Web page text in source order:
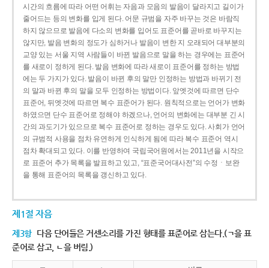
시간의 흐름에 따라 어떤 어휘는 자음과 모음의 발음이 달라지고 길이가
줄어드는 등의 변화를 입게 된다. 어문 규범을 자주 바꾸는 것은 바람직
하지 않으므로 발음에 다소의 변화를 입어도 표준어를 곧바로 바꾸지는
않지만, 발음 변화의 정도가 심하거나 발음이 변한 지 오래되어 대부분의
교양 있는 서울 지역 사람들이 바뀐 발음으로 말을 하는 경우에는 표준어
를 새로이 정하게 된다. 발음 변화에 따라 새로이 표준어를 정하는 방법
에는 두 가지가 있다. 발음이 바뀐 후의 말만 인정하는 방법과 바뀌기 전
의 말과 바뀐 후의 말을 모두 인정하는 방법이다. 앞엣것에 따르면 단수
표준어, 뒤엣것에 따르면 복수 표준어가 된다. 원칙적으로는 언어가 변화
하였으면 단수 표준어로 정해야 하겠으나, 언어의 변화에는 대부분 긴 시
간의 과도기가 있으므로 복수 표준어로 정하는 경우도 있다. 사회가 언어
의 규범적 사용을 점차 유연하게 인식하게 됨에 따라 복수 표준어 역시
점차 확대되고 있다. 이를 반영하여 국립국어원에서는 2011년을 시작으
로 표준어 추가 목록을 발표하고 있고, “표준국어대사전”의 수정ㆍ보완
을 통해 표준어의 목록을 갱신하고 있다.
제1절 자음
제3항 다음 단어들은 거센소리를 가진 형태를 표준어로 삼는다.(ㄱ을 표
준어로 삼고, ㄴ을 버림.)